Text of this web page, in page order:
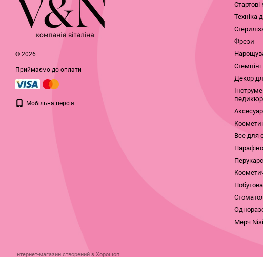
© 2026
Приймаємо до оплати
Мобільна версія
Інтернет-магазин створений з Хорошоп
Техніка
Фрези
Стемпінг
Декор
Все для
Побутова
Мерч